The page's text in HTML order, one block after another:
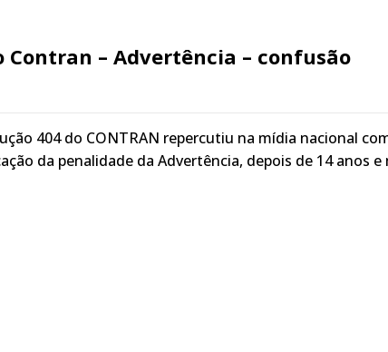
Contran – Advertência – confusão
404 do CONTRAN repercutiu na mídia nacional
da penalidade da Advertência, depois de 14 anos